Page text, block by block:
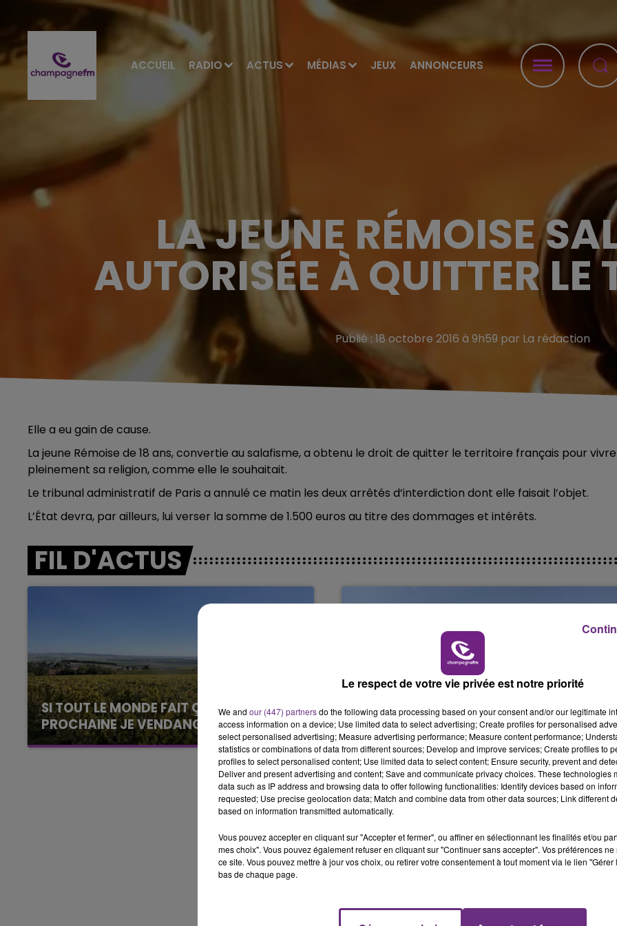
ACCUEIL RADIO ACTUS MÉDIAS JEUX ANNONCEURS
LE TICKET DE CAISSE
LA JEUNE RÉMOISE
AUTORISÉE À QUITTER LE
Publié : 18 octobre 2016 à 9h59 par La rédaction
Elle a eu gain de cause.
La jeune Rémoise de 18 ans, convertie au salafisme, a obtenu le droit de quitter le territoire français pour vivre
pleinement sa religion, comme elle le souhaitait.
Le tribunal administratif de Paris a annulé ce matin les deux arrêtés d’interdiction dont elle faisait l’objet.
L’État devra, par ailleurs, lui verser la somme de 1.500 euros au titre des dommages et intérêts.
FIL D'ACTUS
SI TOUT LE MONDE FAIT ÇA, MOI L'ANNÉE
PROCHAINE JE VENDANGE EN...
La vendange en Champagne a débuté ce jeudi
6 août dans la commune de Montgueux (Aube).
L'INSPECTION DU TRAVAIL RAPPELLE À
L'ORDRE SUR LES CONDITIONS DE...
Alors que les dates de début des vendange
2026 s'est avéré être plus précoce que prévu,
l'inspection du Travail en profite pour rappeler
les conditions de...
Le respect de votre vie privée est notre priorité
We and our (447) partnersdo the following data processing based on your consent and/or our legitimate
access information on a device; Use limited data to select advertising; Create profiles for personalised
select personalised advertising; Measure advertising performance; Measure content performance;
statistics or combinations of data from different sources; Develop and improve services; Create profiles to
profiles to select personalised content; Use limited data to select content; Ensure security, prevent and
Deliver and present advertising and content; Save and communicate privacy choices. These technologies
data such as IP address and browsing data to offer following functionalities: Identify devices based on
requested; Use precise geolocation data; Match and combine data from other data sources; Link different
based on information transmitted automatically.
Vous pouvez accepter en cliquant sur "Accepter et fermer", ou affiner en sélectionnant les finalités et/ou
mes choix". Vous pouvez également refuser en cliquant sur "Continuer sans accepter". Vos préférences
ce site. Vous pouvez mettre à jour vos choix, ou retirer votre consentement à tout moment via le lien
bas de chaque page.